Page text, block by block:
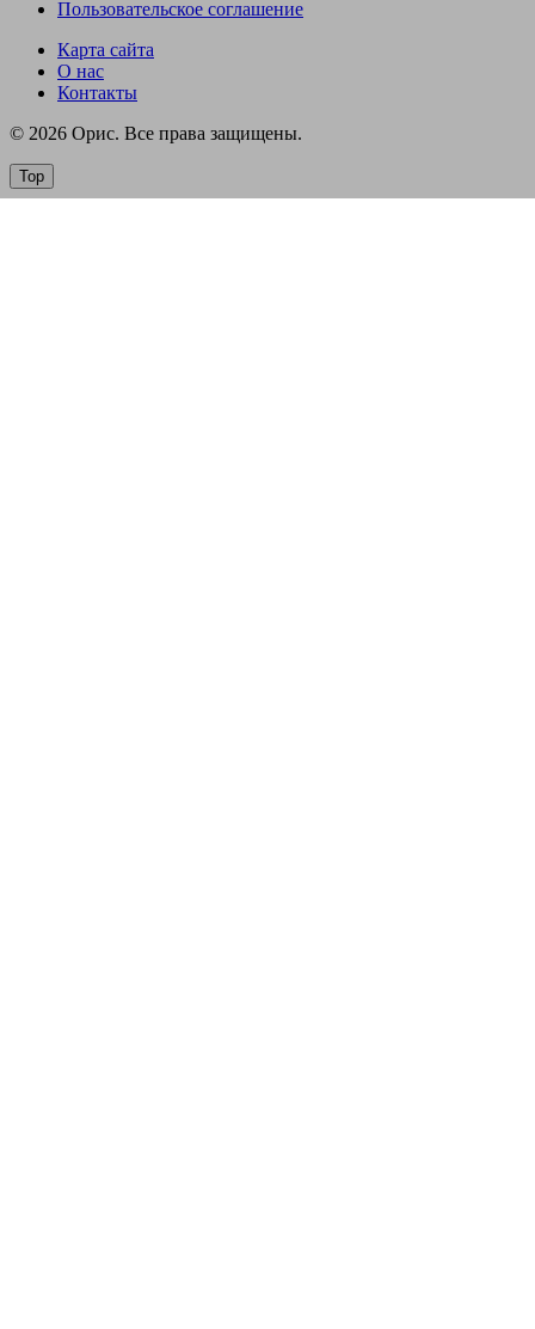
Пользовательское соглашение
Карта сайта
О нас
Контакты
© 2026 Орис. Все права защищены.
Top